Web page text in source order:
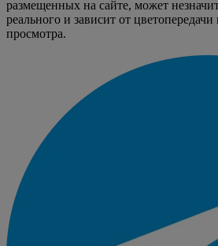
размещенных на сайте, может
реального и зависит от
просмотра.